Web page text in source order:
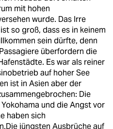
mit hohen
wurde. Das Irre
so groß, dass es in keinem
sein dürfte, denn
überfordern die
Es war als reiner
auf hoher See
ist in Asien aber der
Die
und die Angst vor
haben sich
jüngsten Ausbrüche auf